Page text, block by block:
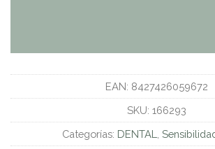
EAN: 8427426059672
SKU: 166293
Categorías: DENTAL